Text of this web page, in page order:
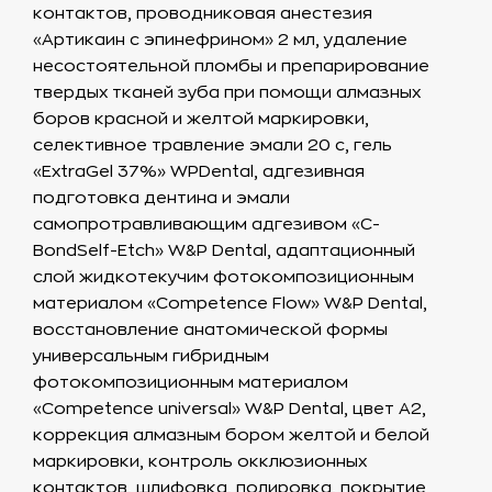
контактов, проводниковая анестезия
«Артикаин с эпинефрином» 2 мл, удаление
несостоятельной пломбы и препарирование
твердых тканей зуба при помощи алмазных
боров красной и желтой маркировки,
селективное травление эмали 20 с, гель
«ExtraGel 37%» WPDental, адгезивная
подготовка дентина и эмали
самопротравливающим адгезивом «C-
BondSelf-Etch» W&P Dental, адаптационный
слой жидкотекучим фотокомпозиционным
материалом «Competence Flow» W&P Dental,
восстановление анатомической формы
универсальным гибридным
фотокомпозиционным материалом
«Competence universal» W&P Dental, цвет А2,
коррекция алмазным бором желтой и белой
маркировки, контроль окклюзионных
контактов, шлифовка, полировка, покрытие